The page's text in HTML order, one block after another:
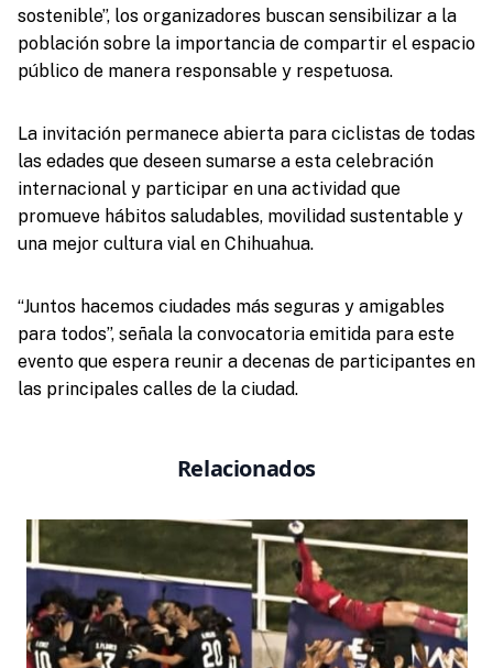
sostenible”, los organizadores buscan sensibilizar a la
población sobre la importancia de compartir el espacio
público de manera responsable y respetuosa.
La invitación permanece abierta para ciclistas de todas
las edades que deseen sumarse a esta celebración
internacional y participar en una actividad que
promueve hábitos saludables, movilidad sustentable y
una mejor cultura vial en Chihuahua.
“Juntos hacemos ciudades más seguras y amigables
para todos”, señala la convocatoria emitida para este
evento que espera reunir a decenas de participantes en
las principales calles de la ciudad.
Relacionados